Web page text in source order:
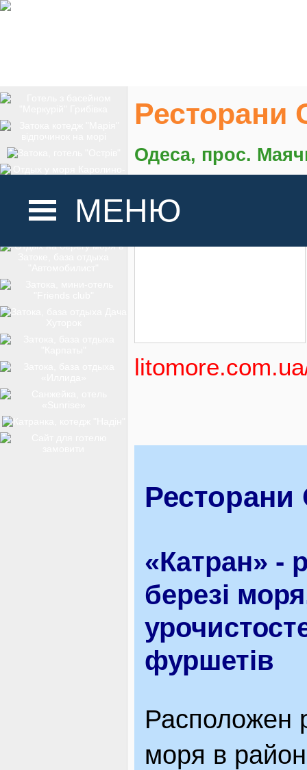
МЕНЮ
ТРАНСФЕР
ВІДВІДУВАЧАМ
Ресторани
Одеса, прос.
«Катран» -
березі
фуршетів
Расположен
моря в